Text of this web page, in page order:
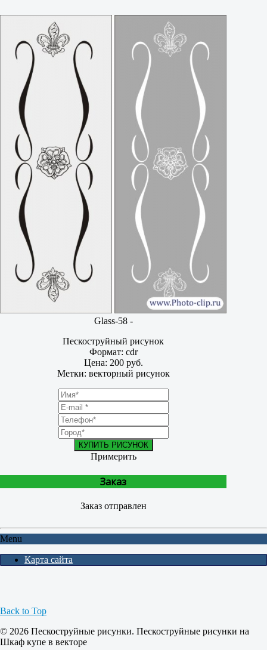
Glass-58 -
Пескоструйный рисунок
Формат: cdr
Цена: 200 руб.
Метки: векторный рисунок
КУПИТЬ РИСУНОК
Примерить
Заказ
Заказ отправлен
Menu
Карта сайта
Back to Top
© 2026 Пескоструйные рисунки. Пескоструйные рисунки на
Шкаф купе в векторе